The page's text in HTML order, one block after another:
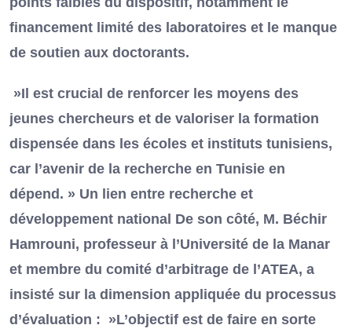
financement limité des laboratoires et le manque
de soutien aux doctorants.
»Il est crucial de renforcer les moyens des
jeunes chercheurs et de valoriser la formation
dispensée dans les écoles et instituts tunisiens,
car l’avenir de la recherche en Tunisie en
dépend. » Un lien entre recherche et
développement national De son côté, M. Béchir
Hamrouni, professeur à l’Université de la Manar
et membre du comité d’arbitrage de l’ATEA, a
insisté sur la dimension appliquée du processus
d’évaluation : »L’objectif est de faire en sorte